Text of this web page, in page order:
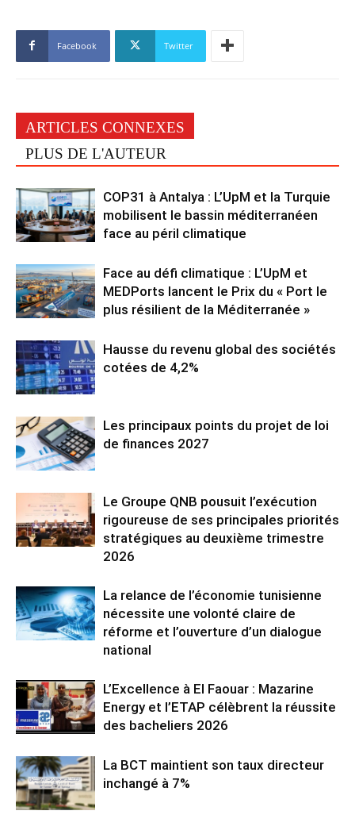
Facebook Twitter
ARTICLES CONNEXES
PLUS DE L'AUTEUR
COP31 à Antalya : L’UpM et la Turquie
mobilisent le bassin méditerranéen
face au péril climatique
Face au défi climatique : L’UpM et
MEDPorts lancent le Prix du « Port le
plus résilient de la Méditerranée »
Hausse du revenu global des sociétés
cotées de 4,2%
Les principaux points du projet de loi
de finances 2027
Le Groupe QNB pousuit l’exécution
rigoureuse de ses principales priorités
stratégiques au deuxième trimestre
2026
La relance de l’économie tunisienne
nécessite une volonté claire de
réforme et l’ouverture d’un dialogue
national
L’Excellence à El Faouar : Mazarine
Energy et l’ETAP célèbrent la réussite
des bacheliers 2026
La BCT maintient son taux directeur
inchangé à 7%